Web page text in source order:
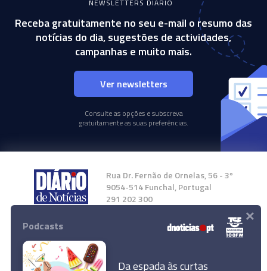
NEWSLETTERS DIÁRIO
Receba gratuitamente no seu e-mail o resumo das
notícias do dia, sugestões de actividades,
campanhas e muito mais.
Ver newsletters
Consulte as opções e subscreva
gratuitamente as suas preferências.
Rua Dr. Fernão de Ornelas, 56 - 3º
9054-514 Funchal, Portugal
291 202 300
Instale a nossa App
Podcasts
Da espada às curtas
×